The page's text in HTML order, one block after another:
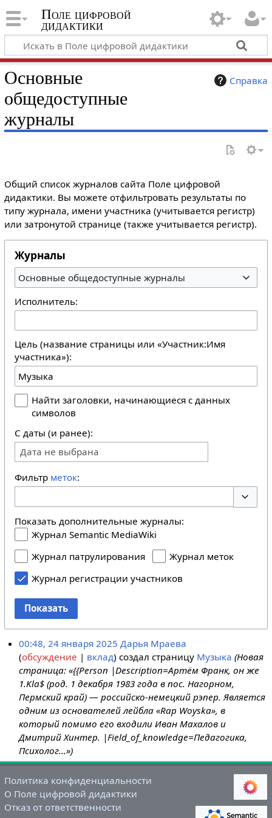
Поле цифровой
дидактики
Справка
Основные
общедоступные
журналы
Общий список журналов сайта Поле цифровой
дидактики. Вы можете отфильтровать результаты по
типу журнала, имени участника (учитывается регистр)
или затронутой странице (также учитывается регистр).
Журналы
Основные общедоступные журналы
Исполнитель:
Цель (название страницы или «Участник:Имя
участника»):
Найти заголовки, начинающиеся с данных
символов
С даты (и ранее):
Дата не выбрана
Фильтр меток:
Показать дополнительные журналы:
Журнал Semantic MediaWiki
Журнал патрулирования
Журнал меток
Журнал регистрации участников
Показать
00:48, 24 января 2025 Дарья Мраева
обсуждение
вклад создал страницу Музыка (Новая
страница: «{{Person |Description=Артём Франк, он же
1.Kla$ (род. 1 декабря 1983 года в пос. Нагорном,
Пермский край) — российско-немецкий рэпер. Является
одним из основателей лейбла «Rap Woyska», в
который помимо его входили Иван Махалов и
Дмитрий Xинтер. |Field_of_knowledge=Педагогика,
Психолог...»)
Политика конфиденциальности
О Поле цифровой дидактики
Отказ от ответственности